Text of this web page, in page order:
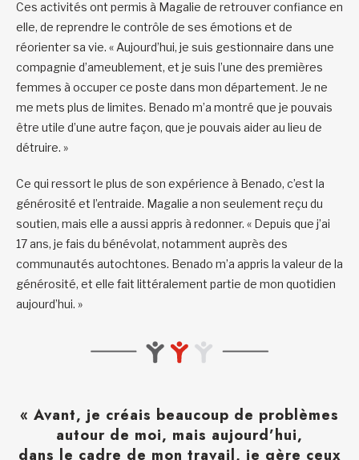
Ces activités ont permis à Magalie de retrouver confiance en
elle, de reprendre le contrôle de ses émotions et de
réorienter sa vie. « Aujourd’hui, je suis gestionnaire dans une
compagnie d’ameublement, et je suis l’une des premières
femmes à occuper ce poste dans mon département. Je ne
me mets plus de limites. Benado m’a montré que je pouvais
être utile d’une autre façon, que je pouvais aider au lieu de
détruire. »
Ce qui ressort le plus de son expérience à Benado, c’est la
générosité et l’entraide. Magalie a non seulement reçu du
soutien, mais elle a aussi appris à redonner. « Depuis que j’ai
17 ans, je fais du bénévolat, notamment auprès des
communautés autochtones. Benado m’a appris la valeur de la
générosité, et elle fait littéralement partie de mon quotidien
aujourd’hui. »
« Avant, je créais beaucoup de problèmes
autour de moi, mais aujourd’hui,
dans le cadre de mon travail, je gère ceux